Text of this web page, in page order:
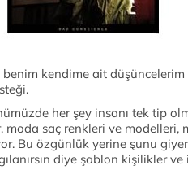
benim kendime ait
her şey insanı tek tip
moda saç renkleri ve
Bu özgünlük yerine şunu
diye şablon kişilikler ve